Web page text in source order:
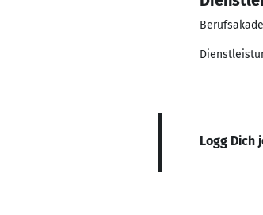
Logg Dich